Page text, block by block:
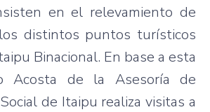
en el relevamiento de
distintos puntos turísticos
Binacional. En base a esta
Acosta de la Asesoría de
Social de Itaipu realiza visitas a